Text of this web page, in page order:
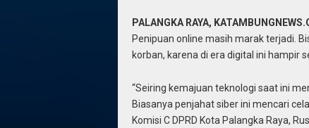
PALANGKA RAYA,
Penipuan online masih marak terjadi.
korban, karena di era digital ini hampir
“Seiring kemajuan teknologi saat ini
Biasanya penjahat siber ini mencari
Komisi C DPRD Kota Palangka Raya,